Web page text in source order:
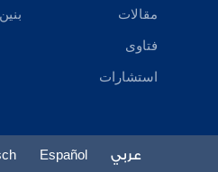
سورة طسم الشعراء
سورة العنكبوت
مقالات
فتاوى
استشارات
عربي Español